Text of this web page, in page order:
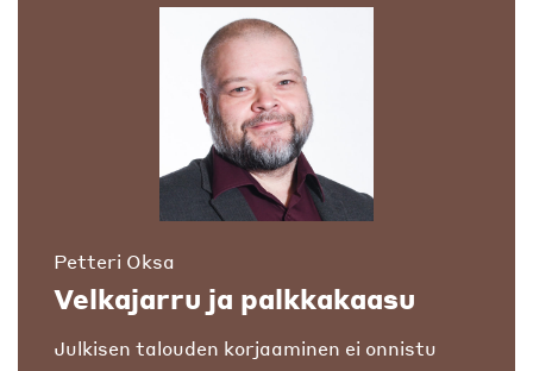
Petteri Oksa
Velkajarru ja palkkakaasu
Julkisen talouden korjaaminen ei onnistu